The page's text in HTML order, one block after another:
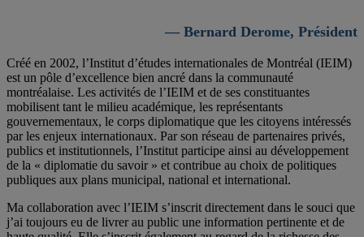
— Bernard Derome, Président
Créé en 2002, l’Institut d’études internationales de Montréal (IEIM)
est un pôle d’excellence bien ancré dans la communauté
montréalaise. Les activités de l’IEIM et de ses constituantes
mobilisent tant le milieu académique, les représentants
gouvernementaux, le corps diplomatique que les citoyens intéressés
par les enjeux internationaux. Par son réseau de partenaires privés,
publics et institutionnels, l’Institut participe ainsi au développement
de la « diplomatie du savoir » et contribue au choix de politiques
publiques aux plans municipal, national et international.
Ma collaboration avec l’IEIM s’inscrit directement dans le souci que
j’ai toujours eu de livrer au public une information pertinente et de